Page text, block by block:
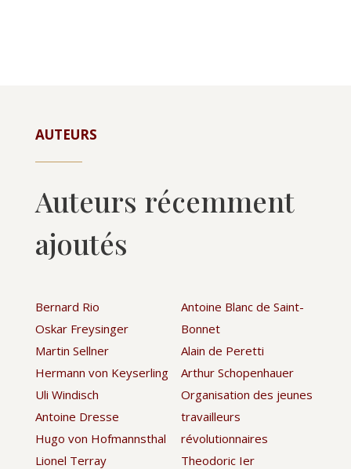
AUTEURS
Auteurs récemment
ajoutés
Bernard Rio
Oskar Freysinger
Martin Sellner
Hermann von Keyserling
Uli Windisch
Antoine Dresse
Hugo von Hofmannsthal
Lionel Terray
Antoine Blanc de Saint-
Bonnet
Alain de Peretti
Arthur Schopenhauer
Organisation des jeunes
travailleurs
révolutionnaires
Theodoric Ier